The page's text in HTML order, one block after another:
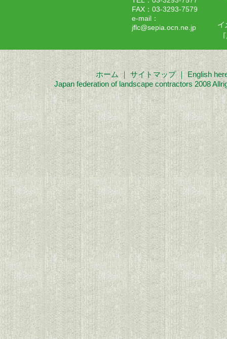
FAX：03-3293-7579
e-mail：
jflc@sepia.ocn.ne.jp
ホーム ｜ サイトマップ｜English
Japan federation of landscape contractors 2008